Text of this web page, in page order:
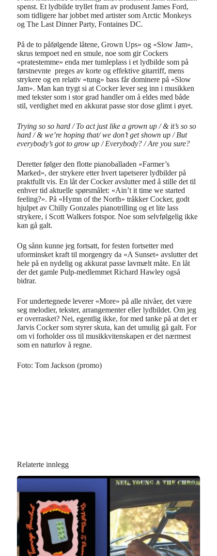
spenst. Et lydbilde tryllet fram av produsent James Ford,
som tidligere har jobbet med artister som Arctic Monkeys
og The Last Dinner Party, Fontaines DC.
På de to påfølgende låtene, Grown Ups» og «Slow Jam»,
skrus tempoet ned en smule, noe som gir Cockers
«pratestemme» enda mer tumleplass i et lydbilde som på
førstnevnte preges av korte og effektive gitarriff, mens
strykere og en relativ «tung» bass får dominere på «Slow
Jam». Man kan trygt si at Cocker lever seg inn i musikken
med tekster som i stor grad handler om å eldes med både
stil, verdighet med en akkurat passe stor dose glimt i øyet.
Trying so so hard / To act just like a grown up / & it’s so so
hard / & we’re hoping that/ we don’t get shown up / But
everybody’s got to grow up / Everybody? / Are you sure?
Deretter følger den flotte pianoballaden «Farmer’s
Marked», der strykere etter hvert tapetserer lydbilder på
praktfullt vis. En låt der Cocker avslutter med å stille det til
enhver tid aktuelle spørsmålet: «Ain’t it time we started
feeling?». På «Hymn of the North» tråkker Cocker, godt
hjulpet av Chilly Gonzales pianotrilling og et lite lass
strykere, i Scott Walkers fotspor. Noe som selvfølgelig ikke
kan gå galt.
Og sånn kunne jeg fortsatt, for festen fortsetter med
uforminsket kraft til morgengry da «A Sunset» avslutter det
hele på en nydelig og akkurat passe lavmælt måte. En låt
der det gamle Pulp-medlemmet Richard Hawley også
bidrar.
For undertegnede leverer «More» på alle nivåer, det være
seg melodier, tekster, arrangementer eller lydbildet. Om jeg
er overrasket? Nei, egentlig ikke, for med tanke på at det er
Jarvis Cocker som styrer skuta, kan det umulig gå galt. For
om vi forholder oss til musikkvitenskapen er det nærmest
som en naturlov å regne.
Foto: Tom Jackson (promo)
Relaterte innlegg